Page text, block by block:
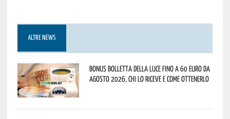
ALTRE NEWS
Bonus bolletta della luce fino a 60 euro da
agosto 2026, chi lo riceve e come ottenerlo